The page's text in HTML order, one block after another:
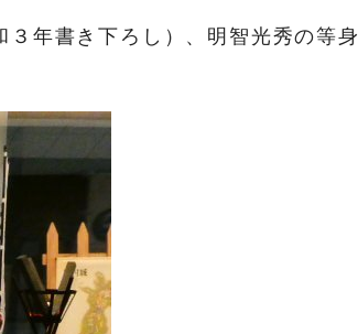
年書き下ろし）、明智光秀の等身